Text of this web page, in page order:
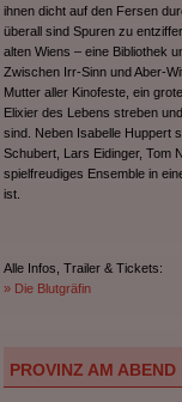
ihnen dicht auf den Fersen
überall sind Spuren zu
alten Wiens – eine Bibliothek
Zwischen Irr-Sinn und Aber-
Mutter aller Kinofeste, ein
Elixier des Lebens streben
sind. Neben Isabelle Huppert
Schubert, Lars Eidinger, Tom
spielfreudiges Ensemble in
ist.
Alle Infos, Trailer & Tickets:
» Die Blutgräfin
PROVINZ AM ABEND